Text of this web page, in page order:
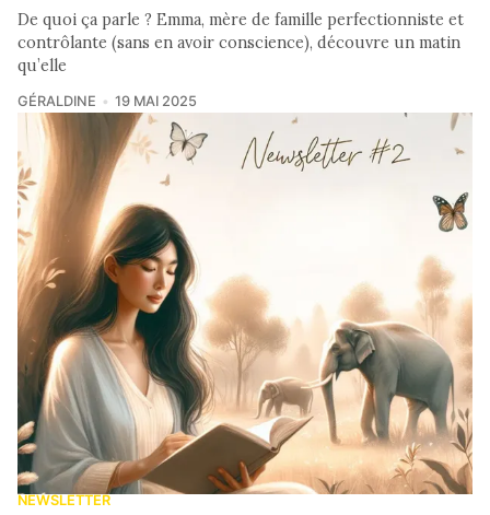
De quoi ça parle ? Emma, mère de famille perfectionniste et
contrôlante (sans en avoir conscience), découvre un matin
qu’elle
GÉRALDINE 19 MAI 2025
NEWSLETTER